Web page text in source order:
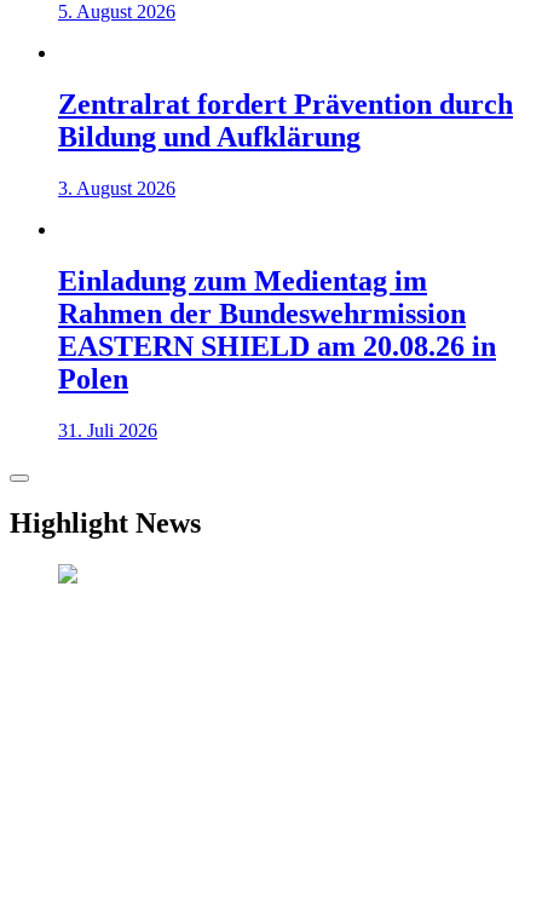
5. August 2026
Zentralrat fordert Prävention durch
Bildung und Aufklärung
3. August 2026
Einladung zum Medientag im
Rahmen der Bundeswehrmission
EASTERN SHIELD am 20.08.26 in
Polen
31. Juli 2026
Highlight News